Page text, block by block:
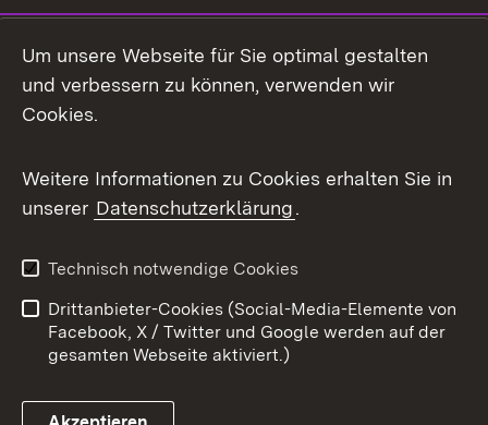
X / Twitter
Youtube
Kontakt
Datenschutz
Barrierefreiheit
Impressum
Cookies
Um unsere Webseite für Sie optimal gestalten
und verbessern zu können, verwenden wir
Cookies.
Weitere Informationen zu Cookies erhalten Sie in
unserer Datenschutzerklärung.
Technisch notwendige Cookies
Drittanbieter-Cookies (Social-Media-Elemente von
Facebook, X / Twitter und Google werden auf der
gesamten Webseite aktiviert.)